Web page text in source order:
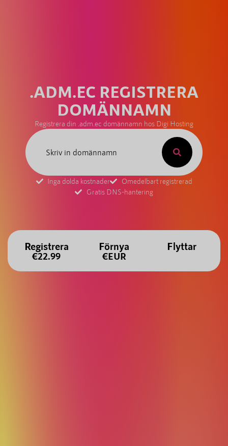
.ADM.EC REGISTRERA
DOMÄNNAMN
Registrera din .adm.ec domännamn hos Digi Hosting
Inga dolda kostnader
Omedelbart registrerad
Gratis DNS-hantering
Registrera
€22.99
Förnya
€EUR
Flyttar